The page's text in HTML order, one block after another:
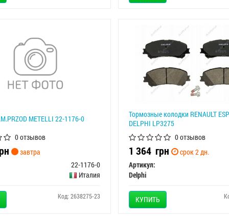
METELLI 22-1176-0
0 отзывов
завтра
22-1176-0
Италия
Код: 2638275-23
Тормозные колодки RENAULT
DELPHI LP3275
0 отзывов
1 364 грн
срок 2 дн.
Артикул:
Delphi
КУПИТЬ